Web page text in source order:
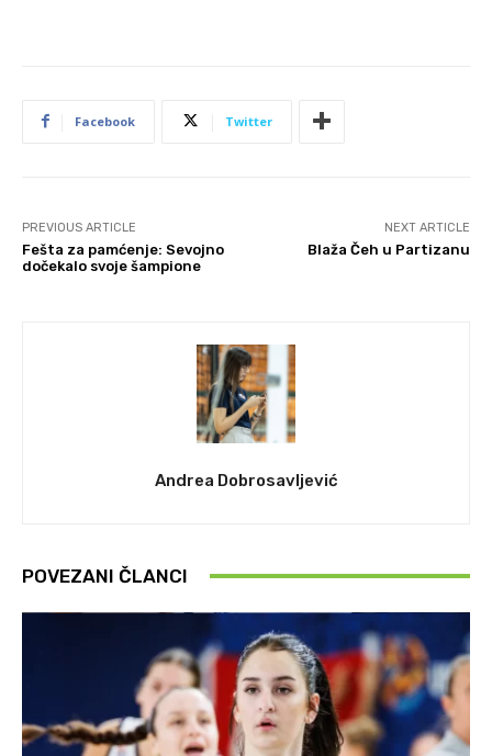
Facebook Twitter
PREVIOUS ARTICLE
Fešta za pamćenje: Sevojno
dočekalo svoje šampione
NEXT ARTICLE
Blaža Čeh u Partizanu
Andrea Dobrosavljević
POVEZANI ČLANCI